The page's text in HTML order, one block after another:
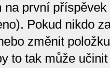
na první
Pokud nikdo
změnit
to tak může